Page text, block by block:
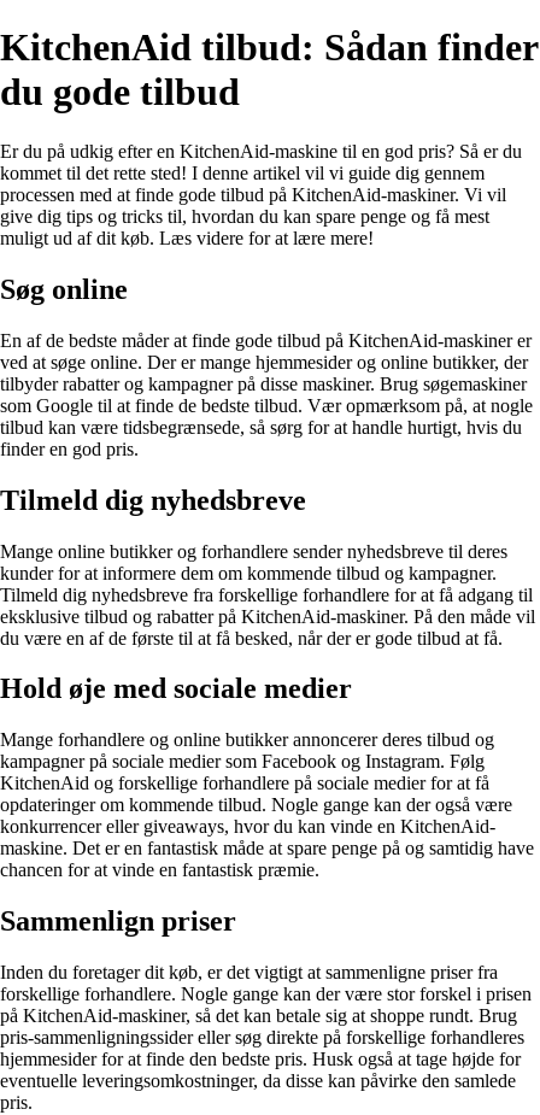
KitchenAid tilbud: Sådan finder
du gode tilbud
Er du på udkig efter en KitchenAid-maskine til en god pris? Så er du
kommet til det rette sted! I denne artikel vil vi guide dig gennem
processen med at finde gode tilbud på KitchenAid-maskiner. Vi vil
give dig tips og tricks til, hvordan du kan spare penge og få mest
muligt ud af dit køb. Læs videre for at lære mere!
Søg online
En af de bedste måder at finde gode tilbud på KitchenAid-maskiner er
ved at søge online. Der er mange hjemmesider og online butikker, der
tilbyder rabatter og kampagner på disse maskiner. Brug søgemaskiner
som Google til at finde de bedste tilbud. Vær opmærksom på, at nogle
tilbud kan være tidsbegrænsede, så sørg for at handle hurtigt, hvis du
finder en god pris.
Tilmeld dig nyhedsbreve
Mange online butikker og forhandlere sender nyhedsbreve til deres
kunder for at informere dem om kommende tilbud og kampagner.
Tilmeld dig nyhedsbreve fra forskellige forhandlere for at få adgang til
eksklusive tilbud og rabatter på KitchenAid-maskiner. På den måde vil
du være en af de første til at få besked, når der er gode tilbud at få.
Hold øje med sociale medier
Mange forhandlere og online butikker annoncerer deres tilbud og
kampagner på sociale medier som Facebook og Instagram. Følg
KitchenAid og forskellige forhandlere på sociale medier for at få
opdateringer om kommende tilbud. Nogle gange kan der også være
konkurrencer eller giveaways, hvor du kan vinde en KitchenAid-
maskine. Det er en fantastisk måde at spare penge på og samtidig have
chancen for at vinde en fantastisk præmie.
Sammenlign priser
Inden du foretager dit køb, er det vigtigt at sammenligne priser fra
forskellige forhandlere. Nogle gange kan der være stor forskel i prisen
på KitchenAid-maskiner, så det kan betale sig at shoppe rundt. Brug
pris-sammenligningssider eller søg direkte på forskellige forhandleres
hjemmesider for at finde den bedste pris. Husk også at tage højde for
eventuelle leveringsomkostninger, da disse kan påvirke den samlede
pris.